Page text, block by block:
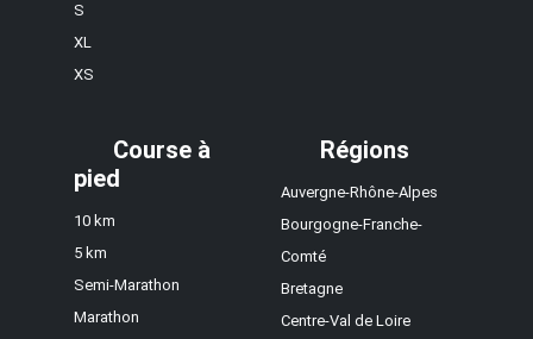
S
XL
XS
Course à
pied
10 km
5 km
Semi-Marathon
Marathon
Régions
Auvergne-Rhône-Alpes
Bourgogne-Franche-
Comté
Bretagne
Centre-Val de Loire